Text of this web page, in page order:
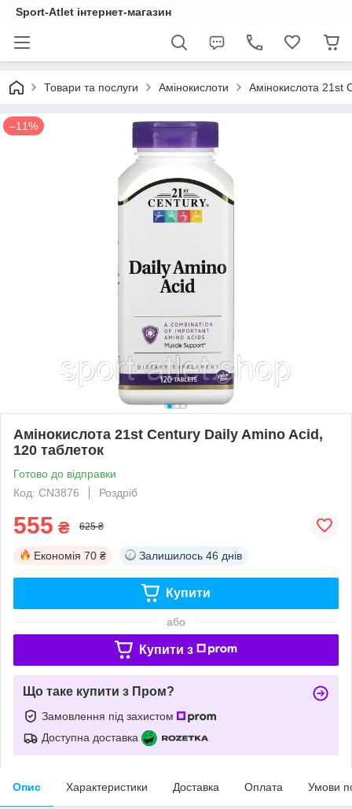
Sport-Atlet інтернет-магазин
Товари та послуги Амінокислоти Амінокислота 21st
–11%
Амінокислота 21st Century Daily Amino Acid,
120 таблеток
Готово до відправки
Код: CN3876
Роздріб
555 ₴ 625 ₴
Економія 70 ₴ Залишилось 46 днів
Купити
або
Купити з
Що таке купити з Пром?
Замовлення під захистом
Доступна доставка
Опис Характеристики Доставка Оплата Умови